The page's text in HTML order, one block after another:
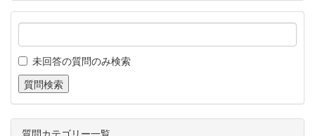
未回答の質問のみ検索
質問カテゴリー一覧